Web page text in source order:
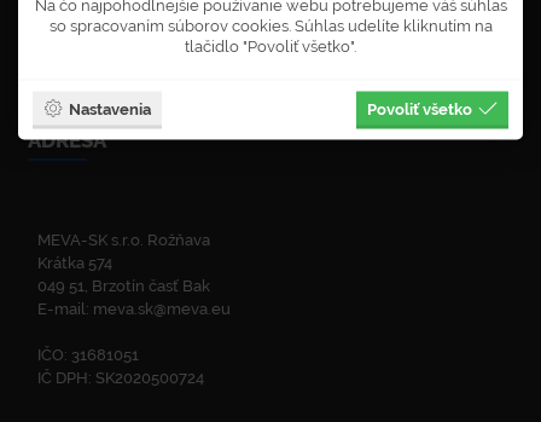
Politika kvality
ISO certifikáty
ADRESA
MEVA-SK s.r.o. Rožňava
Krátka 574
049 51, Brzotín časť Bak
E-mail: meva.sk@meva.eu
IČO: 31681051
IČ DPH: SK2020500724
Na čo najpohodlnejšie používanie webu potrebujeme váš súhlas
so spracovaním súborov cookies. Súhlas udelíte kliknutím na
tlačidlo "Povoliť všetko".
Nastavenia Povoliť všetko